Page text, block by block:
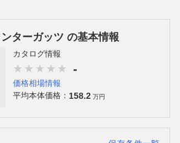
ターガッツ の基本情報
カタログ情報
-
価格相場情報
平均本体価格： 158.2 万円